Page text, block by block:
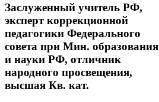
Заслуженный учитель РФ,
эксперт коррекционной
педагогики Федерального
совета при Мин. образования
и науки РФ, отличник
народного просвещения,
высшая Кв. кат.